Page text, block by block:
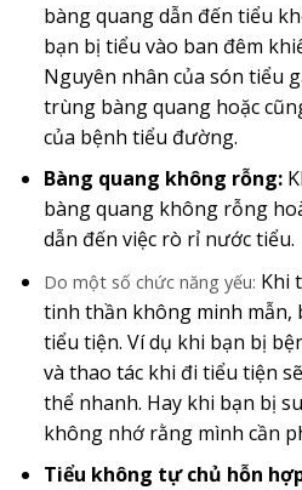
bàng quang dẫn đến tiểu
bạn bị tiểu vào ban đêm
Nguyên nhân của són tiểu
trùng bàng quang hoặc
của bệnh tiểu đường.
Bàng quang không rỗng:
bàng quang không rỗng
dẫn đến việc rò rỉ nước tiểu.
Do một số chức năng yếu: Khi
tinh thần không minh mẫn,
tiểu tiện. Ví dụ khi bạn bị
và thao tác khi đi tiểu tiện
thể nhanh. Hay khi bạn bị
không nhớ rằng mình cần
Tiểu không tự chủ hỗn